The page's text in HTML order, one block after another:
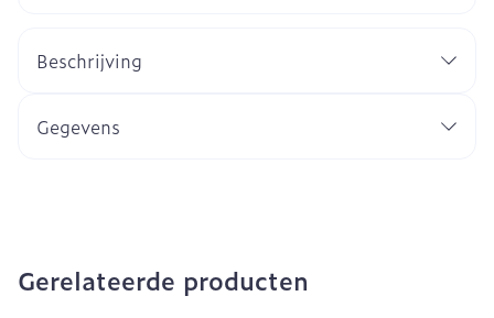
Beschrijving
Gegevens
Gerelateerde producten